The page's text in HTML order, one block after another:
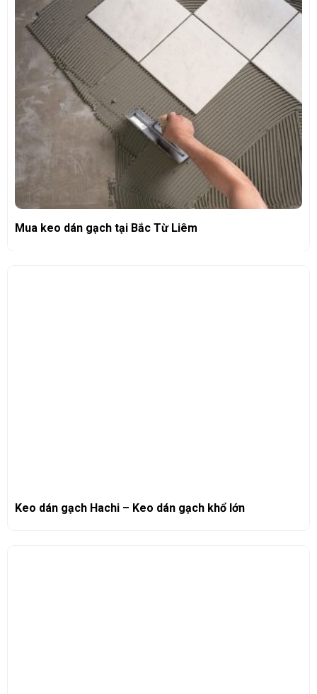
Mua keo dán gạch tại Bắc Từ Liêm
Keo dán gạch Hachi – Keo dán gạch khổ lớn